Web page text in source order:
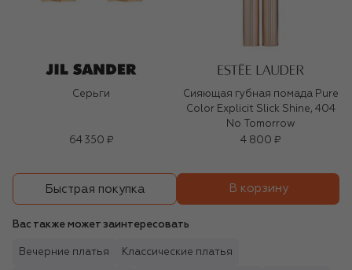
Серьги
64 350 ₽
Сияющая губная помада Pure
Color Explicit Slick Shine, 404
No Tomorrow
4 800 ₽
Быстрая покупка В корзину
Вас также может заинтересовать
Вечерние платья Классические платья